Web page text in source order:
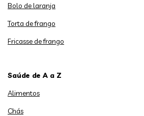
Bolo de laranja
Torta de frango
Fricasse de frango
Saúde de A a Z
Alimentos
Chás